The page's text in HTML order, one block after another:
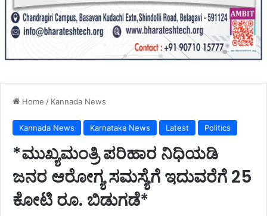
Home / Kannada News
Kannada News Karnataka News Latest Politics
*ಮುಖ್ಯಮಂತ್ರಿ ಪರಿಹಾರ ನಿಧಿಯಡಿ
ಜನರ ಆರೋಗ್ಯ ಸಮಸ್ಯೆಗೆ ಇದುವರೆಗೆ 25
ಕೋಟಿ ರೂ. ಬಿಡುಗಡೆ*